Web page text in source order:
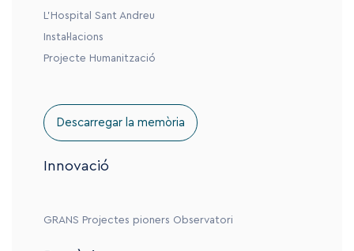
L’Hospital Sant Andreu
Instal·lacions
Projecte Humanització
Descarregar la memòria
Innovació
GRANS Projectes pioners Observatori